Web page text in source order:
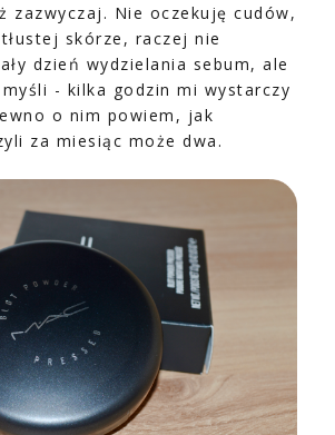
zazwyczaj. Nie oczekuję cudów,
skórze, raczej nie
dzień wydzielania sebum, ale
- kilka godzin mi wystarczy
o nim powiem, jak
za miesiąc może dwa.